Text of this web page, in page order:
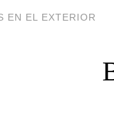
EN EL EXTERIOR